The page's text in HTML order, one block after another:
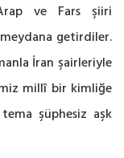
ve Fars şiiri
getirdiler.
İran şairleriyle
millî bir kimliğe
şüphesiz aşk